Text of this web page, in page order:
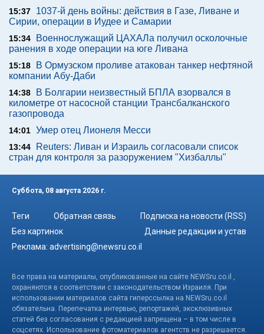
15:37
1037-й день войны: действия в Газе, Ливане и
Сирии, операции в Иудее и Самарии
15:34
Военнослужащий ЦАХАЛа получил осколочные
ранения в ходе операции на юге Ливана
15:18
В Ормузском проливе атакован танкер нефтяной
компании Абу-Даби
14:38
В Болгарии неизвестный БПЛА взорвался в
километре от насосной станции Трансбалканского
газопровода
14:01 Умер отец Лионеля Месси
13:44
Reuters: Ливан и Израиль согласовали список
стран для контроля за разоружением "Хизбаллы"
Суббота, 08 августа 2026 г.
Теги Обратная связь
Подписка на новости (RSS)
Без картинок
Данные редакции и устав
Реклама: advertising@newsru.co.il
Все права на материалы, опубликованные на сайте NEWSru.co.il ,
охраняются в соответствии с законодательством Израиля. При
использовании материалов сайта гиперссылка на NEWSru.co.il
обязательна. Перепечатка интервью, репортажей, эксклюзивных
статей без согласования с редакцией запрещена – в том числе в
соцсетях. Использование фотоматериалов агентств не разрешается.